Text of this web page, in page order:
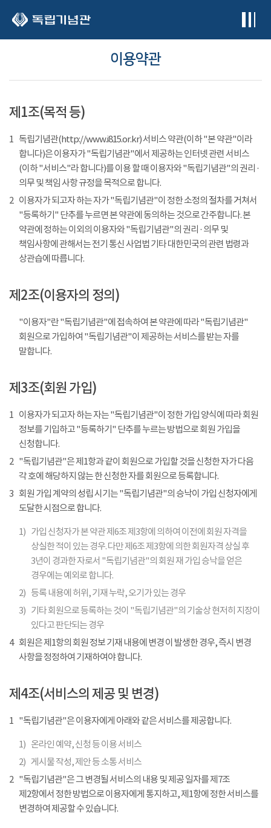
이용약관
제1조(목적 등)
1 독립기념관(http://www.i815.or.kr) 서비스 약관(이하 "본 약관"이라
합니다)은 이용자가 "독립기념관"에서 제공하는 인터넷 관련 서비스
(이하 "서비스"라 합니다)를 이용 할 때 이용자와 "독립기념관"의 권리 ·
의무 및 책임 사항 규정을 목적으로 합니다.
2 이용자가 되고자 하는 자가 "독립기념관"이 정한 소정의 절차를 거쳐서
"등록하기" 단추를 누르면 본 약관에 동의하는 것으로 간주합니다. 본
약관에 정하는 이외의 이용자와 "독립기념관"의 권리 · 의무 및
책임사항에 관해서는 전기 통신 사업법 기타 대한민국의 관련 법령과
상관습에 따릅니다.
제2조(이용자의 정의)
"이용자"란 "독립기념관"에 접속하여 본 약관에 따라 "독립기념관"
회원으로 가입하여 "독립기념관"이 제공하는 서비스를 받는 자를
말합니다.
제3조(회원 가입)
1 이용자가 되고자 하는 자는 "독립기념관"이 정한 가입 양식에 따라 회원
정보를 기입하고 "등록하기" 단추를 누르는 방법으로 회원 가입을
신청합니다.
2 "독립기념관"은 제1항과 같이 회원으로 가입할 것을 신청한 자가 다음
각 호에 해당하지 않는 한 신청한 자를 회원으로 등록합니다.
3 회원 가입 계약의 성립 시기는 "독립기념관"의 승낙이 가입 신청자에게
도달한 시점으로 합니다.
1) 가입 신청자가 본 약관 제6조 제3항에 의하여 이전에 회원 자격을
상실한 적이 있는 경우. 다만 제6조 제3항에 의한 회원자격 상실 후
3년이 경과한 자로서 "독립기념관"의 회원 재 가입 승낙을 얻은
경우에는 예외로 합니다.
2) 등록 내용에 허위, 기재 누락, 오기가 있는 경우
3) 기타 회원으로 등록하는 것이 "독립기념관"의 기술상 현저히 지장이
있다고 판단되는 경우
4
회원은 제1항의 회원 정보 기재 내용에 변경 이 발생한 경우, 즉시 변경
사항을 정정하여 기재하여야 합니다.
제4조(서비스의 제공 및 변경)
1 "독립기념관"은 이용자에게 아래와 같은 서비스를 제공합니다.
1) 온라인 예약, 신청 등 이용 서비스
2) 게시물 작성, 제안 등 소통 서비스
2 "독립기념관"은 그 변경될 서비스의 내용 및 제공 일자를 제7조
제2항에서 정한 방법으로 이용자에게 통지하고, 제1항에 정한 서비스를
변경하여 제공할 수 있습니다.